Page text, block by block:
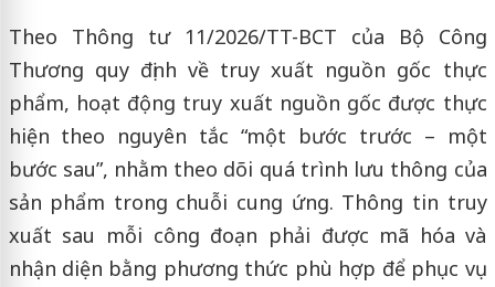
Theo Thông tư 11/2026/TT-BCT của Bộ Công
Thương quy định về truy xuất nguồn gốc thực
phẩm, hoạt động truy xuất nguồn gốc được thực
hiện theo nguyên tắc “một bước trước – một
bước sau”, nhằm theo dõi quá trình lưu thông của
sản phẩm trong chuỗi cung ứng. Thông tin truy
xuất sau mỗi công đoạn phải được mã hóa và
nhận diện bằng phương thức phù hợp để phục vụ